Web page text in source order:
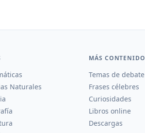
Naturales
MÁS CONTENIDO
Temas de debate
Frases célebres
Curiosidades
Libros online
Descargas